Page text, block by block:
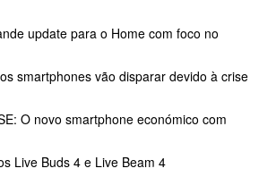
update para o Home com foco no
smartphones vão disparar devido à crise
O novo smartphone económico com
Live Buds 4 e Live Beam 4